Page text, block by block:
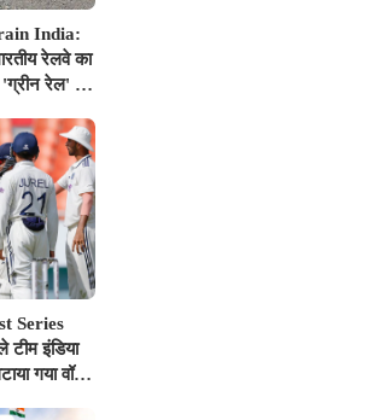
India:
रेलवे का
रेल' से
Series
इंडिया
गया वॉर्म-